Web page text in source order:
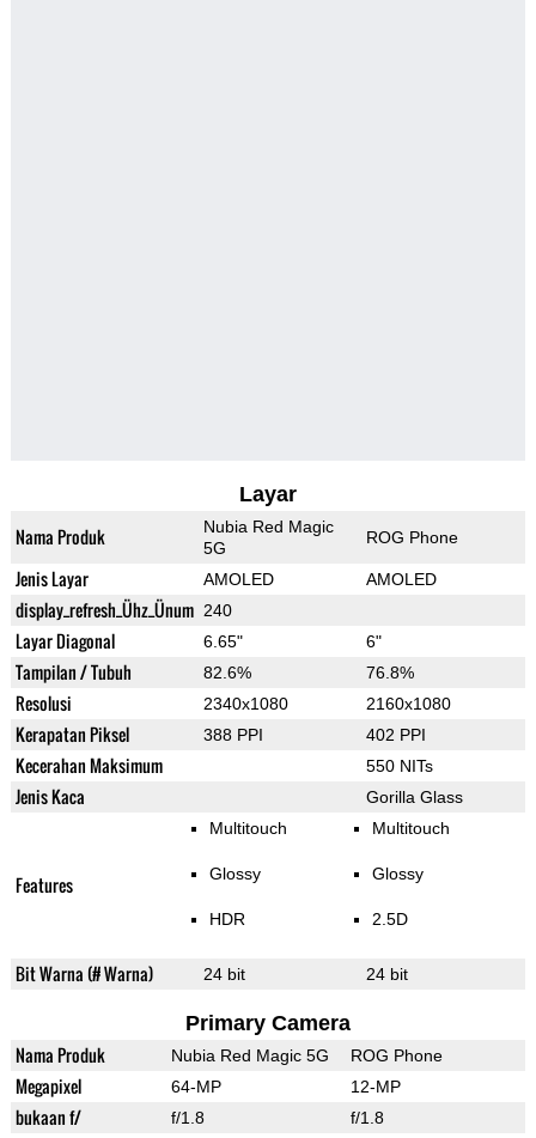
Layar
Nama Produk
Nubia Red Magic
5G
ROG Phone
Jenis Layar AMOLED AMOLED
display_refresh_Ühz_Ünum 240
Layar Diagonal 6.65" 6"
Tampilan / Tubuh 82.6% 76.8%
Resolusi 2340x1080 2160x1080
Kerapatan Piksel 388 PPI 402 PPI
Kecerahan Maksimum 550 NITs
Jenis Kaca Gorilla Glass
Features
Multitouch
Glossy
HDR
Multitouch
Glossy
2.5D
Bit Warna (# Warna) 24 bit 24 bit
Primary Camera
Nama Produk Nubia Red Magic 5G ROG Phone
Megapixel 64-MP 12-MP
bukaan f/ f/1.8 f/1.8